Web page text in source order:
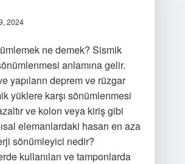
2024
ne demek? Sismik
anlamına gelir.
yapıların deprem ve rüzgar
yüklere karşı sönümlenmesi
ve kolon veya kiriş gibi
elemanlardaki hasarı en aza
sönümleyici nedir?
kullanılan ve tamponlarda